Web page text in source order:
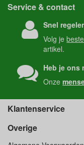
Service & contact
Snel
Volg je
artikel.
Heb je ons
Onze
Klantenservice
Overige